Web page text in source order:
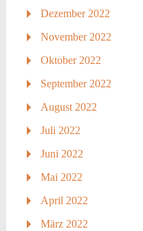
Dezember 2022
November 2022
Oktober 2022
September 2022
August 2022
Juli 2022
Juni 2022
Mai 2022
April 2022
März 2022